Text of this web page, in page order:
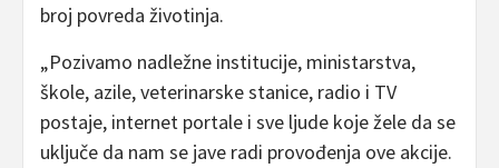
broj povreda životinja.
„Pozivamo nadležne institucije, ministarstva,
škole, azile, veterinarske stanice, radio i TV
postaje, internet portale i sve ljude koje žele da se
uključe da nam se jave radi provođenja ove akcije.